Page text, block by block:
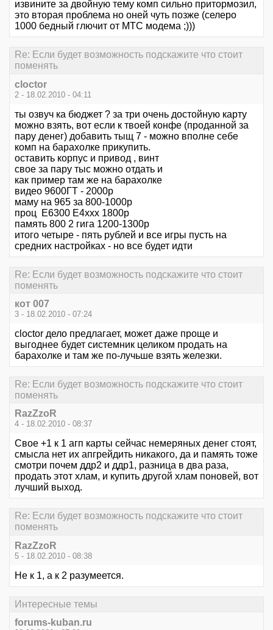
извините за двойную тему комп сильно притормозил,
это вторая проблема но оней чуть позже (селеро
1000 бедный глючит от МТС модема ;)))
Re: Если будет возможность подскажите что стоит
поменять
cloctor
2 - 18.02.2010 - 04:11
ты озвуч ка бюджет ? за три очень достойную карту
можно взять, вот если к твоей конфе (проданной за
пару денег) добавить тыщ 7 - можно вполне себе
комп на барахолке прикупить.
оставить корпус и привод , винт
свое за пару тыс можно отдать и
как пример там же на барахолке
видео 9600ГТ - 2000р
маму на 965 за 800-1000р
проц Е6300 Е4ххх 1800р
память 800 2 гига 1200-1300р
итого четыре - пять рублей и все игры пусть на
средних настройках - но все будет идти
Re: Если будет возможность подскажите что стоит
поменять
кот 007
3 - 18.02.2010 - 07:24
cloctor дело предлагает, может даже проще и
выгоднее будет системник целиком продать на
барахолке и там же по-лучьше взять железки.
Re: Если будет возможность подскажите что стоит
поменять
RazZzoR
4 - 18.02.2010 - 08:37
Свое +1 к 1 агп карты сейчас немеряных денег стоят,
смысла нет их апгрейдить никакого, да и память тоже
смотри почем ддр2 и ддр1, разница в два раза,
продать этот хлам, и купить другой хлам поновей, вот
лучший выход.
Re: Если будет возможность подскажите что стоит
поменять
RazZzoR
5 - 18.02.2010 - 08:38
Не к 1, а к 2 разумеется.
Интересные темы
forums-kuban.ru